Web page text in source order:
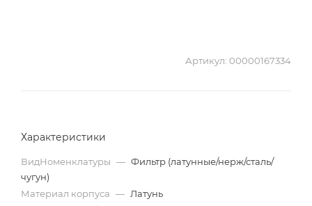
Артикул: 00000167334
Характеристики
ВидНоменклатуры — Фильтр (латунные/нерж/сталь/
чугун)
Материал корпуса — Латунь